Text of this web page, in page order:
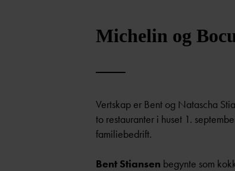
Til
Michelin og
Vertskap er Bent og Natascha
to restauranter i huset 1.
familiebedrift.
Bent Stiansen begynte som